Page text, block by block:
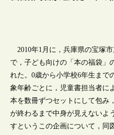
2010年1月に，兵庫県の宝塚
で，子ども向けの「本の福袋」
れた。0歳から小学校6年生まで
象年齢ごとに，児童書担当者に
本を数冊ずつセットにして包み
が終わるまで中身が見えないよ
すというこの企画について，同